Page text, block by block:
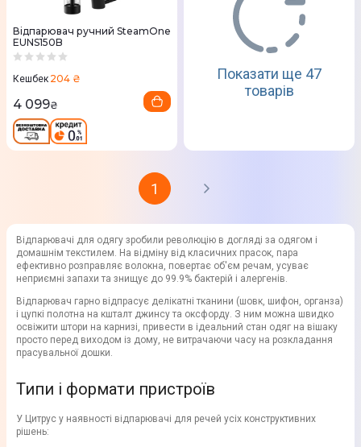
Відпарювач ручний SteamOne
EUNS150B
Кешбек 204 ₴
4 099₴
Показати ще 47
товарів
1
Відпарювачі для одягу зробили революцію в догляді за одягом і
домашнім текстилем. На відміну від класичних прасок, пара
ефективно розправляє волокна, повертає об'єм речам, усуває
неприємні запахи та знищує до 99.9% бактерій і алергенів.
Відпарювач гарно відпрасує делікатні тканини (шовк, шифон, органза)
і цупкі полотна на кшталт джинсу та оксфорду. З ним можна швидко
освіжити штори на карнизі, привести в ідеальний стан одяг на вішаку
просто перед виходом із дому, не витрачаючи часу на розкладання
прасувальної дошки.
Типи і формати пристроїв
У Цитрус у наявності відпарювачі для речей усіх конструктивних
рішень: